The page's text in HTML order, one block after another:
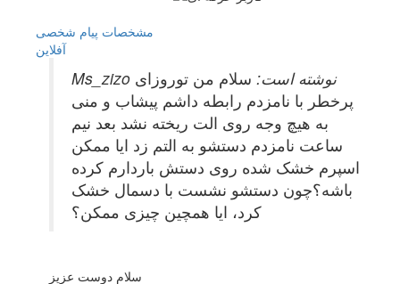
مشخصات پیام شخصی
آفلاين
Ms_zizo نوشته است: سلام من توروزای
پرخطر با نامزدم رابطه داشم پیشاب و منی
به هیچ وجه روی الت ریخته نشد بعد نیم
ساعت نامزدم دستشو به التم زد ایا ممکن
اسپرم خشک شده روی دستش باردارم کرده
باشه؟چون دستشو نشست با دسمال خشک
کرد، ایا همچین چیزی ممکن؟
سلام دوست عزیز